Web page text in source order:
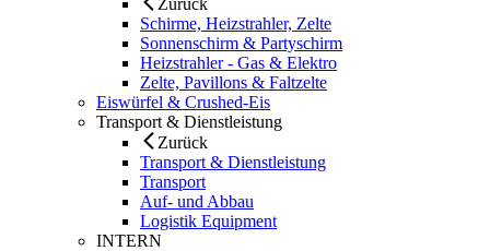
Zurück
Schirme, Heizstrahler, Zelte
Sonnenschirm & Partyschirm
Heizstrahler - Gas & Elektro
Zelte, Pavillons & Faltzelte
Eiswürfel & Crushed-Eis
Transport & Dienstleistung
Zurück
Transport & Dienstleistung
Transport
Auf- und Abbau
Logistik Equipment
INTERN